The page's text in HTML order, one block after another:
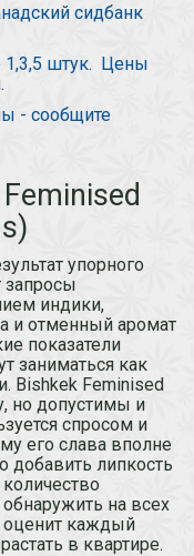
сидбанк
1,3,5 штук. Цены
- сообщите
упорного
запросы
индики,
и отменный аромат
показатели
заниматься как
Bishkek Feminised
но допустимы и
спросом и
его слава вполне
добавить липкость
на всех
оценит каждый
в квартире.